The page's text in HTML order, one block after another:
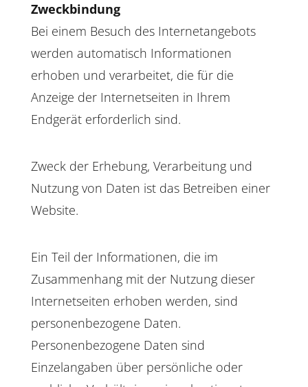
Zweckbindung
Bei einem Besuch des Internetangebots
werden automatisch Informationen
erhoben und verarbeitet, die für die
Anzeige der Internetseiten in Ihrem
Endgerät erforderlich sind.
Zweck der Erhebung, Verarbeitung und
Nutzung von Daten ist das Betreiben einer
Website.
Ein Teil der Informationen, die im
Zusammenhang mit der Nutzung dieser
Internetseiten erhoben werden, sind
personenbezogene Daten.
Personenbezogene Daten sind
Einzelangaben über persönliche oder